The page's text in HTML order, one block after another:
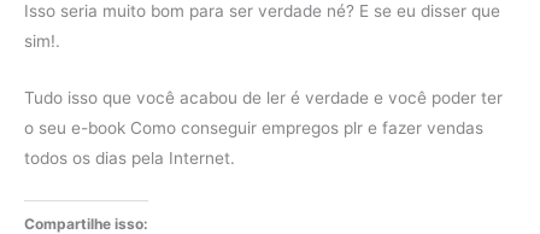
Isso seria muito bom para ser verdade né? E se eu disser que
sim!.
Tudo isso que você acabou de ler é verdade e você poder ter
o seu e-book Como conseguir empregos plr e fazer vendas
todos os dias pela Internet.
Compartilhe isso: